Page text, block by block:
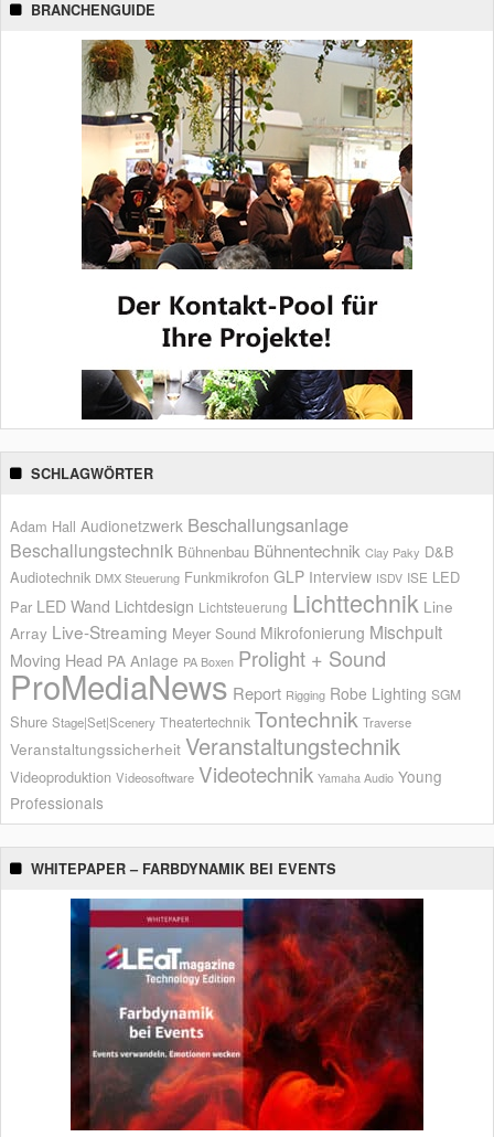
BRANCHENGUIDE
SCHLAGWÖRTER
Adam Hall Audionetzwerk Beschallungsanlage
Beschallungstechnik Bühnenbau Bühnentechnik Clay Paky D&B
Audiotechnik DMX Steuerung Funkmikrofon GLP Interview ISDV ISE LED
Par LED Wand Lichtdesign Lichtsteuerung Lichttechnik Line
Array Live-Streaming Meyer Sound Mikrofonierung Mischpult
Moving Head PA Anlage PA Boxen Prolight + Sound
ProMediaNews Report Rigging Robe Lighting SGM
Shure Stage|Set|Scenery Theatertechnik Tontechnik Traverse
Veranstaltungssicherheit Veranstaltungstechnik
Videoproduktion Videosoftware Videotechnik Yamaha Audio Young
Professionals
WHITEPAPER – FARBDYNAMIK BEI EVENTS